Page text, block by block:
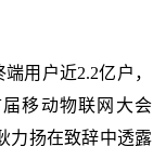
用户近2.2亿户，
移动物联网大会
力扬在致辞中透露